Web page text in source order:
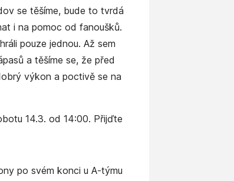
se těšíme, bude to tvrdá
i na pomoc od fanoušků.
pouze jednou. Až sem
a těšíme se, že před
výkon a poctivě se na
14.3. od 14:00. Přijďte
po svém konci u A-týmu